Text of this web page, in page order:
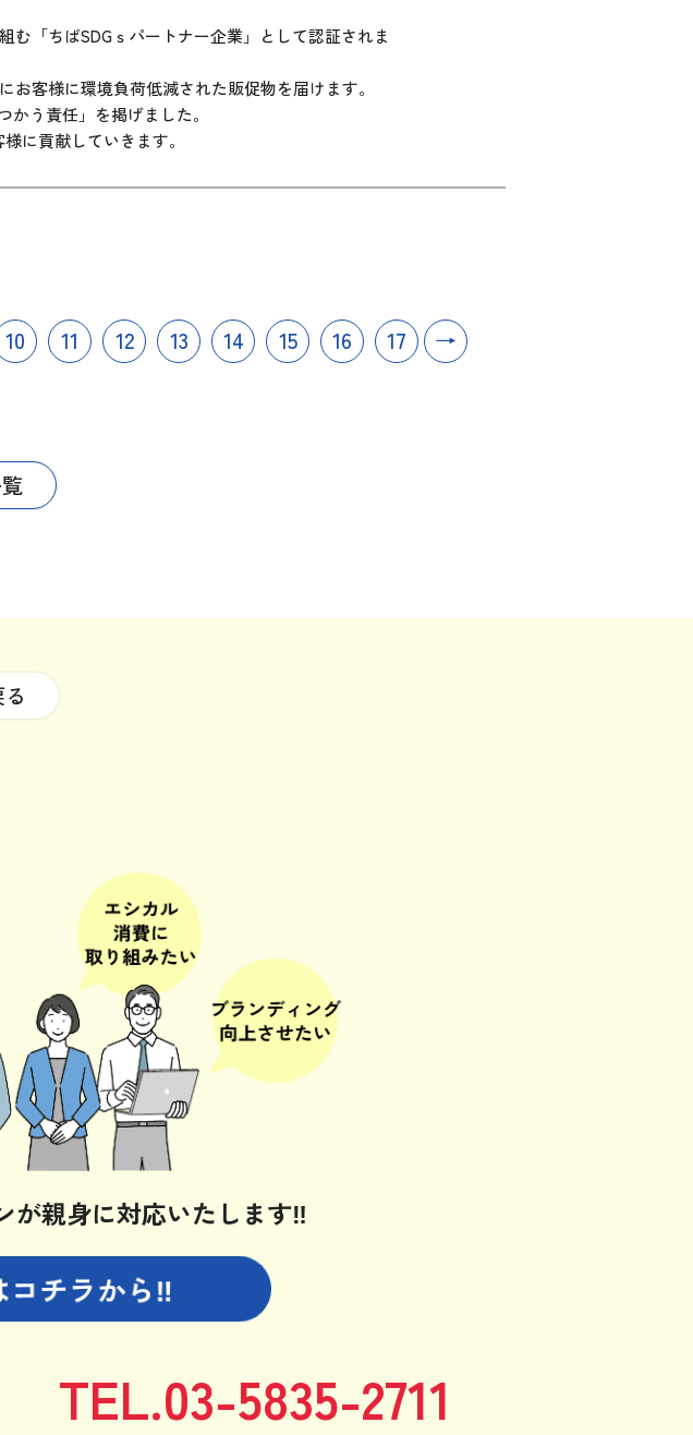
「ちばSDGｓパートナー企業」として認証されま
客様に環境負荷低減された販促物を届けます。
う責任」を掲げました。
に貢献していきます。
10 11 12 13 14 15 16 17 →
が親身に対応いたします‼
コチラから‼
TEL.03-5835-2711